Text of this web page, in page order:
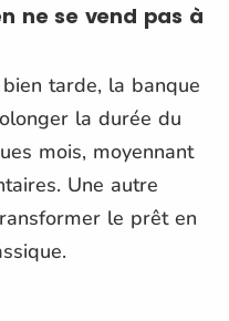
ne se vend pas à
tarde, la banque
la durée du
mois, moyennant
Une autre
le prêt en